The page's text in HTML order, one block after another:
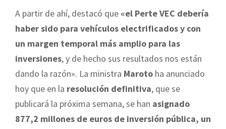
A partir de ahí, destacó que «el Perte VEC debería
haber sido para vehículos electrificados y con
un margen temporal más amplio para las
inversiones, y de hecho sus resultados nos están
dando la razón». La ministra Maroto ha anunciado
hoy que en la resolución definitiva, que se
publicará la próxima semana, se han asignado
877,2 millones de euros de inversión pública, un